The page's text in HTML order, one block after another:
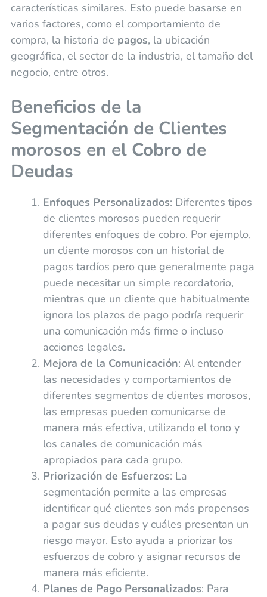
características similares. Esto puede basarse en
varios factores, como el comportamiento de
compra, la historia de pagos, la ubicación
geográfica, el sector de la industria, el tamaño del
negocio, entre otros.
Beneficios de la
Segmentación de Clientes
morosos en el Cobro de
Deudas
Enfoques Personalizados: Diferentes tipos
de clientes morosos pueden requerir
diferentes enfoques de cobro. Por ejemplo,
un cliente morosos con un historial de
pagos tardíos pero que generalmente paga
puede necesitar un simple recordatorio,
mientras que un cliente que habitualmente
ignora los plazos de pago podría requerir
una comunicación más firme o incluso
acciones legales.
Mejora de la Comunicación: Al entender
las necesidades y comportamientos de
diferentes segmentos de clientes morosos,
las empresas pueden comunicarse de
manera más efectiva, utilizando el tono y
los canales de comunicación más
apropiados para cada grupo.
Priorización de Esfuerzos: La
segmentación permite a las empresas
identificar qué clientes son más propensos
a pagar sus deudas y cuáles presentan un
riesgo mayor. Esto ayuda a priorizar los
esfuerzos de cobro y asignar recursos de
manera más eficiente.
Planes de Pago Personalizados: Para